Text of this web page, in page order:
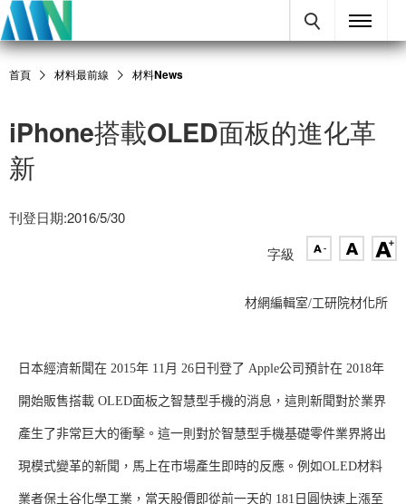
首頁 材料最前線 材料News
iPhone搭載OLED面板的進化革
新
刊登日期:2016/5/30
字級
材網編輯室/工研院材化所
日本經濟新聞在 2015年 11月 26日刊登了 Apple公司預計在 2018年
開始販售搭載 OLED面板之智慧型手機的消息，這則新聞對於業界
產生了非常巨大的衝擊。這一則對於智慧型手機基礎零件業界將出
現模式變革的新聞，馬上在市場產生即時的反應。例如OLED材料
業者保土谷化學工業，當天股價即從前一天的 181日圓快速上漲至